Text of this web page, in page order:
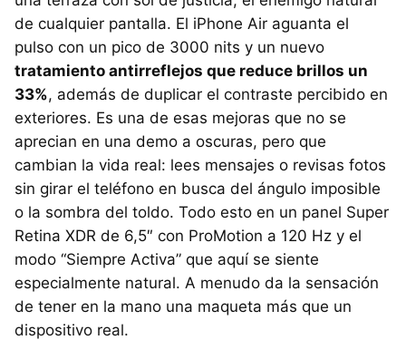
de cualquier pantalla. El iPhone Air aguanta el
pulso con un pico de 3000 nits y un nuevo
tratamiento antirreflejos que reduce brillos un
33%, además de duplicar el contraste percibido en
exteriores. Es una de esas mejoras que no se
aprecian en una demo a oscuras, pero que
cambian la vida real: lees mensajes o revisas fotos
sin girar el teléfono en busca del ángulo imposible
o la sombra del toldo. Todo esto en un panel Super
Retina XDR de 6,5″ con ProMotion a 120 Hz y el
modo “Siempre Activa” que aquí se siente
especialmente natural. A menudo da la sensación
de tener en la mano una maqueta más que un
dispositivo real.